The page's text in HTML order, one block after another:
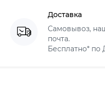
Доставка
Самовывоз,
почта.
Бесплатно* по